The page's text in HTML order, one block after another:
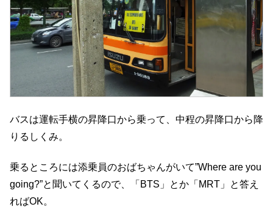
バスは運転手横の昇降口から乗って、中程の昇降口から降
りるしくみ。
乗るところには添乗員のおばちゃんがいて”Where are you
going?”と聞いてくるので、「BTS」とか「MRT」と答え
ればOK。